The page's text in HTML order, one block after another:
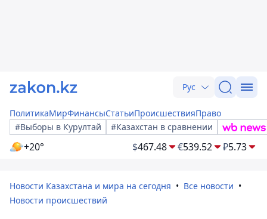
Рус
ПолитикаМирФинансыСтатьиПроисшествияПраво
#Выборы в Курултай
#Казахстан в сравнении
+20° $467.48 €539.52 ₽5.73
Новости Казахстана и мира на сегодня
Все новости
Новости происшествий